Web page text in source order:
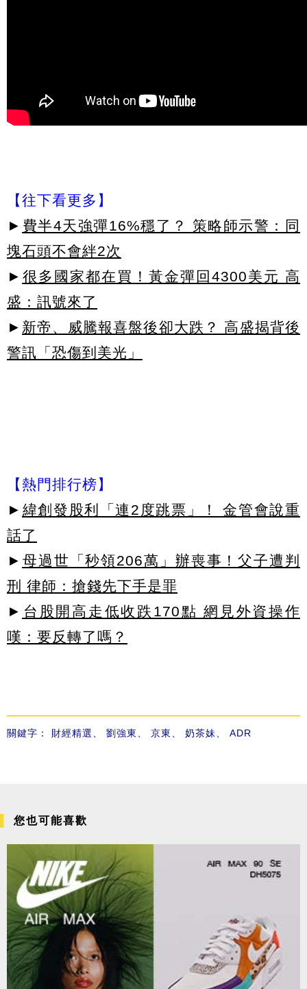
【往下看更多】
► 費半4天強彈16%穩了？ 策略師示警：同
塊石頭不會絆2次
► 很多國家都在買！黃金彈回4300美元 高
盛：訊號來了
► 新帝、威騰報喜盤後卻大跌？ 高盛揭背後
警訊「恐傷到美光」
【熱門排行榜】
► 緯創發股利「連2度跳票」！ 金管會說重
話了
► 母過世「秒領206萬」辦喪事！父子遭判
刑 律師：搶錢先下手是罪
► 台股開高走低收跌170點 網見外資操作
嘆：要反轉了嗎？
關鍵字： 財經精選 劉強東 京東 奶茶妹 ADR
您也可能喜歡